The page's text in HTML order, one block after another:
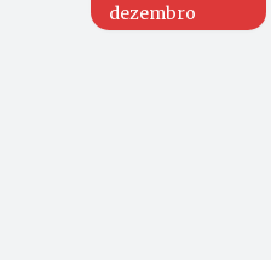
dezembro